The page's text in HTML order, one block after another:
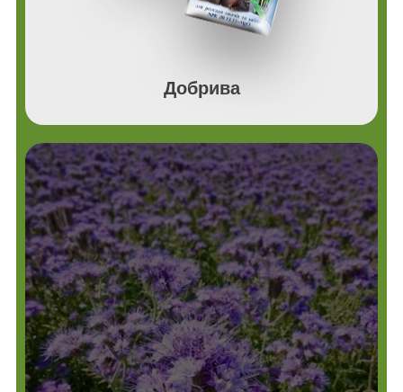
Добрива